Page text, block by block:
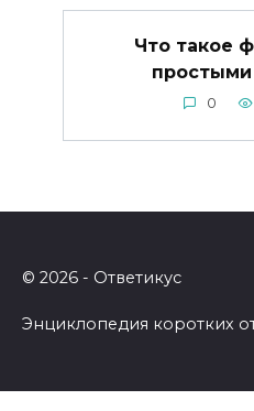
Что такое
0
© 2026 - Ответикус
Энциклопедия коротких